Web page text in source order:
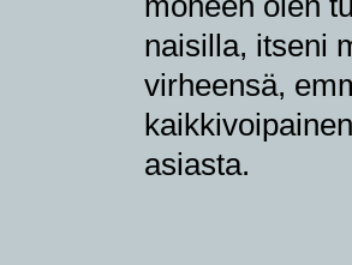
naisilla, itseni
virheensä,
asiasta.